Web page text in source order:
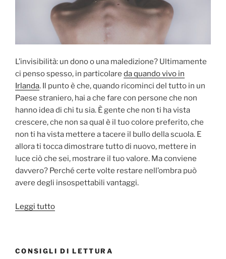
L’invisibilità: un dono o una maledizione? Ultimamente
ci penso spesso, in particolare da quando vivo in
Irlanda. Il punto è che, quando ricominci del tutto in un
Paese straniero, hai a che fare con persone che non
hanno idea di chi tu sia. È gente che non ti ha vista
crescere, che non sa qual è il tuo colore preferito, che
non ti ha vista mettere a tacere il bullo della scuola. E
allora ti tocca dimostrare tutto di nuovo, mettere in
luce ciò che sei, mostrare il tuo valore. Ma conviene
davvero? Perché certe volte restare nell’ombra può
avere degli insospettabili vantaggi.
Leggi tutto“Il
CONSIGLI DI LETTURA